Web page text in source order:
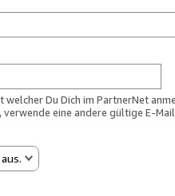
welcher Du Dich im PartnerNet
eine andere gültige E-